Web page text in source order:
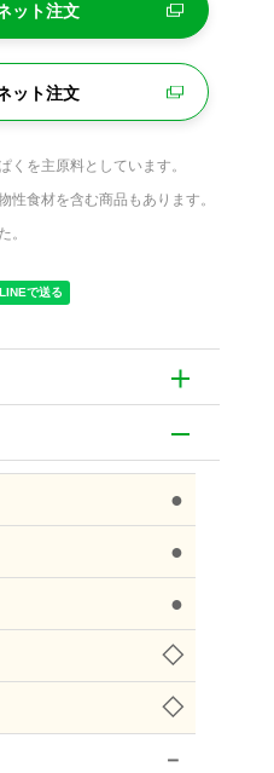
ット注文
ット注文
くを主原料としています。
食材を含む商品もあります。
。
●
●
●
◇
◇
－